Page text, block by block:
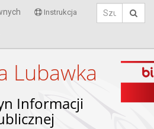
Instrukcja
Lubawka
Informacji